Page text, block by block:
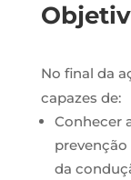
No final da
capazes de:
Conhecer
da